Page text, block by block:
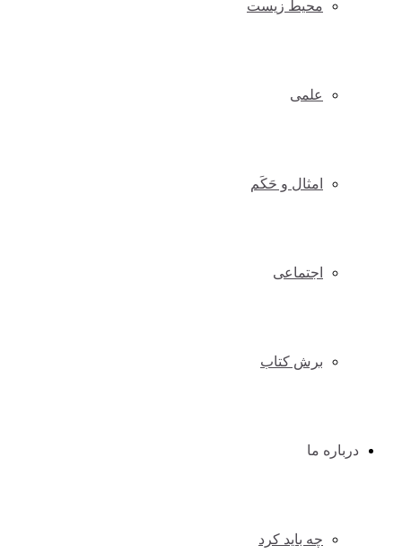
محیط زیست
علمی
امثال و حَکَم
اجتماعی
برش کتاب
درباره ما
چه باید کرد